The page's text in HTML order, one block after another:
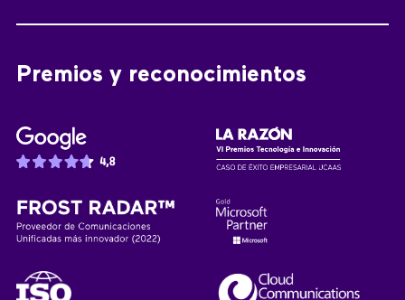
Premios y reconocimientos